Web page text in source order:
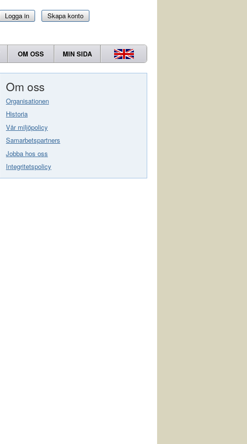
Logga in Skapa konto
OM OSS MIN SIDA
Om oss
Organisationen
Historia
Vår miljöpolicy
Samarbetspartners
Jobba hos oss
Integritetspolicy